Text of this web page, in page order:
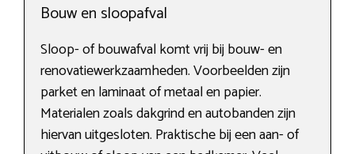
Bouw en sloopafval
Sloop- of bouwafval komt vrij bij bouw- en
renovatiewerkzaamheden. Voorbeelden zijn
parket en laminaat of metaal en papier.
Materialen zoals dakgrind en autobanden zijn
hiervan uitgesloten. Praktische bij een aan- of